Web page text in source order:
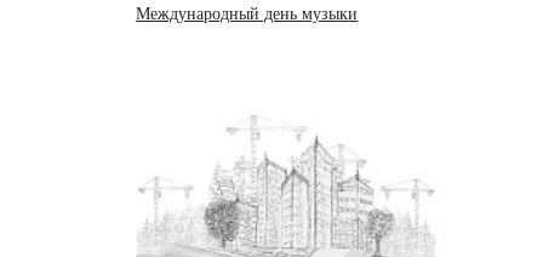
Международный день музыки